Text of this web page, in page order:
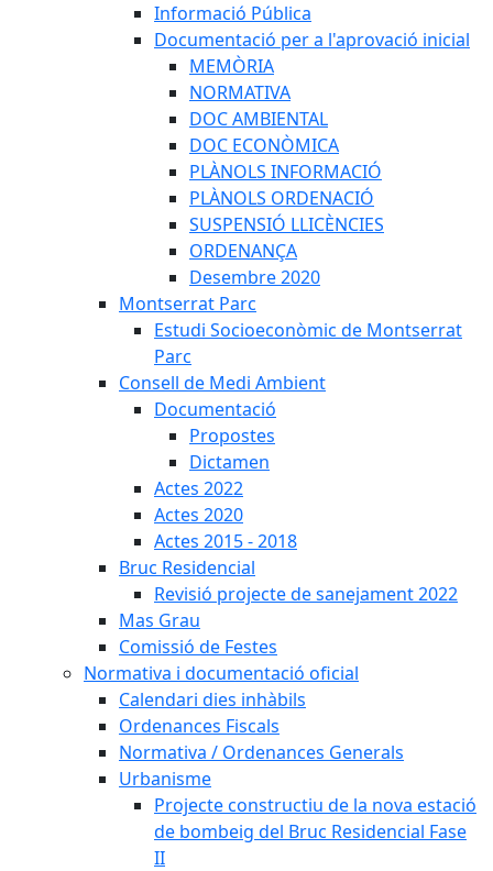
Informació Pública
Documentació per a l'aprovació inicial
MEMÒRIA
NORMATIVA
DOC AMBIENTAL
DOC ECONÒMICA
PLÀNOLS INFORMACIÓ
PLÀNOLS ORDENACIÓ
SUSPENSIÓ LLICÈNCIES
ORDENANÇA
Desembre 2020
Montserrat Parc
Estudi Socioeconòmic de Montserrat
Parc
Consell de Medi Ambient
Documentació
Propostes
Dictamen
Actes 2022
Actes 2020
Actes 2015 - 2018
Bruc Residencial
Revisió projecte de sanejament 2022
Mas Grau
Comissió de Festes
Normativa i documentació oficial
Calendari dies inhàbils
Ordenances Fiscals
Normativa / Ordenances Generals
Urbanisme
Projecte constructiu de la nova estació
de bombeig del Bruc Residencial Fase
II